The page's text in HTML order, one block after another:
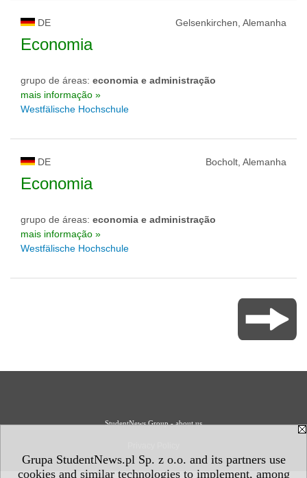
Grupa StudentNews.pl Sp. z o.o. and its partners use
cookies and similar technologies to implement, among
DE Gelsenkirchen, Alemanha
Economia
grupo de áreas: economia e administração
mais informação »
Westfälische Hochschule
DE Bocholt, Alemanha
Economia
grupo de áreas: economia e administração
mais informação »
Westfälische Hochschule
StudentNews Group - about us